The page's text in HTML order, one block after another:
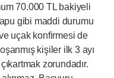
70.000 TL bakiyeli
gibi maddi durumu
uçak konfirmesi de
kişiler ilk 3 ayı
zorundadır.